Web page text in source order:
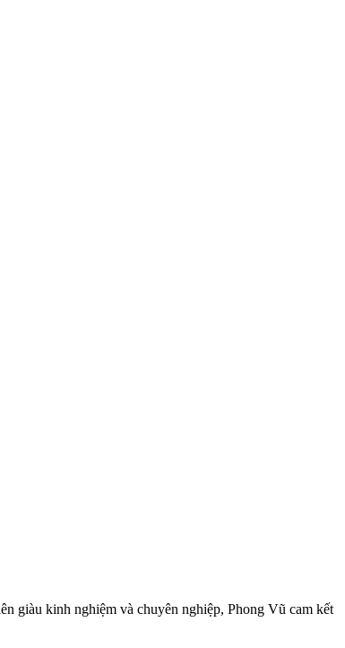
giàu kinh nghiệm và chuyên nghiệp, Phong Vũ cam kết